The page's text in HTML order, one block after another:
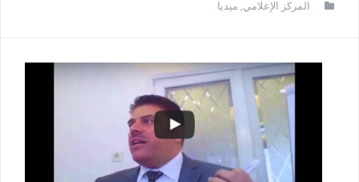
المركز الإعلامي , ميديا